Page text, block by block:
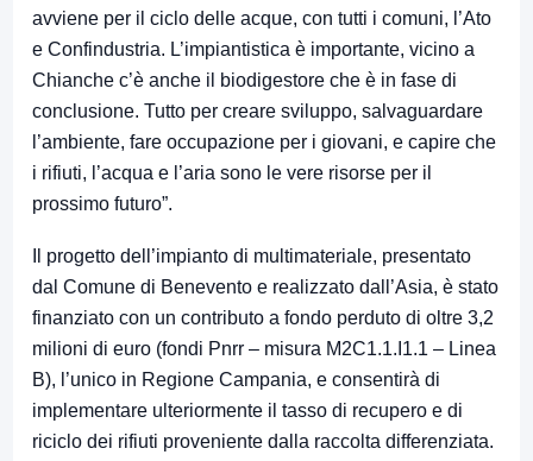
avviene per il ciclo delle acque, con tutti i comuni, l’Ato
e Confindustria. L’impiantistica è importante, vicino a
Chianche c’è anche il biodigestore che è in fase di
conclusione. Tutto per creare sviluppo, salvaguardare
l’ambiente, fare occupazione per i giovani, e capire che
i rifiuti, l’acqua e l’aria sono le vere risorse per il
prossimo futuro”.
Il progetto dell’impianto di multimateriale, presentato
dal Comune di Benevento e realizzato dall’Asia, è stato
finanziato con un contributo a fondo perduto di oltre 3,2
milioni di euro (fondi Pnrr – misura M2C1.1.I1.1 – Linea
B), l’unico in Regione Campania, e consentirà di
implementare ulteriormente il tasso di recupero e di
riciclo dei rifiuti proveniente dalla raccolta differenziata.